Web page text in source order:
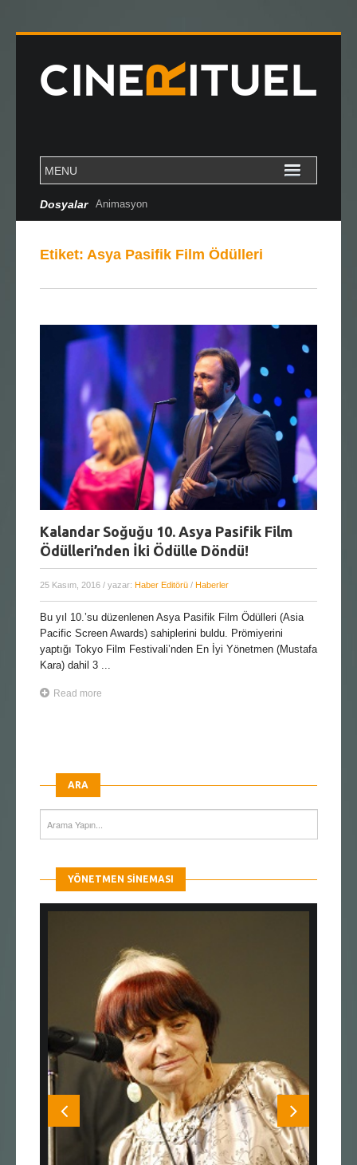
Dosyalar Animasyon
Etiket: Asya Pasifik Film Ödülleri
Kalandar Soğuğu 10. Asya Pasifik Film
Ödülleri’nden İki Ödülle Döndü!
25 Kasım, 2016 / yazar: Haber Editörü / Haberler
Bu yıl 10.’su düzenlenen Asya Pasifik Film Ödülleri (Asia
Pacific Screen Awards) sahiplerini buldu. Prömiyerini
yaptığı Tokyo Film Festivali’nden En İyi Yönetmen (Mustafa
Kara) dahil 3 ...
Read more
ARA
YÖNETMEN SINEMASI